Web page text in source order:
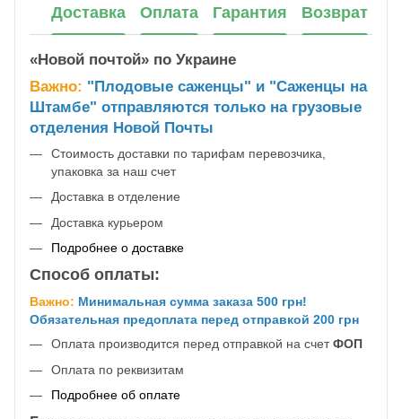
Доставка Оплата Гарантия Возврат
«Новой почтой» по Украине
Важно: "Плодовые саженцы" и "Саженцы на
Штамбе" отправляются только на грузовые
отделения Новой Почты
Стоимость доставки по тарифам перевозчика,
упаковка за наш счет
Доставка в отделение
Доставка курьером
Подробнее о доставке
Способ оплаты:
Важно: Минимальная сумма заказа 500 грн!
Обязательная предоплата перед отправкой 200 грн
Оплата производится перед отправкой на счетФОП
Оплата по реквизитам
Подробнее об оплате